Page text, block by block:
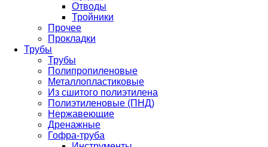
Отводы
Тройники
Прочее
Прокладки
Трубы
Трубы
Полипропиленовые
Металлопластиковые
Из сшитого полиэтилена
Полиэтиленовые (ПНД)
Нержавеющие
Дренажные
Гофра-труба